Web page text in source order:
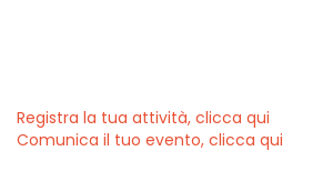
Registra la tua attività, clicca qui
Comunica il tuo evento, clicca qui